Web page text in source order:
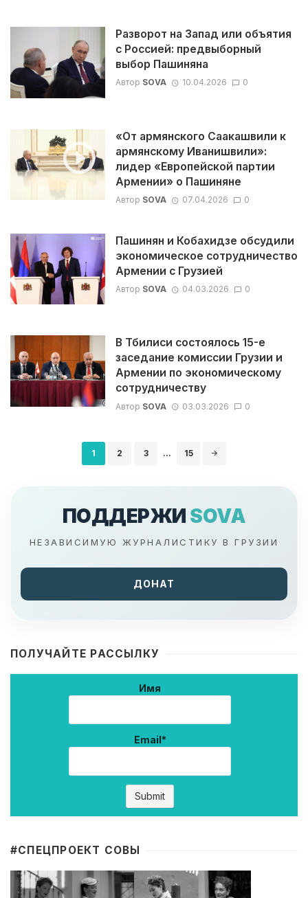
Разворот на Запад или объятия
с Россией: предвыборный
выбор Пашиняна
Автор SOVA 10.04.2026 0
«От армянского Саакашвили к
армянскому Иванишвили»:
лидер «Европейской партии
Армении» о Пашиняне
Автор SOVA 07.04.2026 0
Пашинян и Кобахидзе обсудили
экономическое сотрудничество
Армении с Грузией
Автор SOVA 04.03.2026 0
В Тбилиси состоялось 15-е
заседание комиссии Грузии и
Армении по экономическому
сотрудничеству
Автор SOVA 03.03.2026 0
1 2 3 ... 15
ПОДДЕРЖИ SOVA
НЕЗАВИСИМУЮ ЖУРНАЛИСТИКУ В ГРУЗИИ
ДОНАТ
ПОЛУЧАЙТЕ РАССЫЛКУ
Имя
Email*
#CПЕЦПРОЕКТ СОВЫ